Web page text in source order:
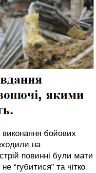
бойових
на
повинні були мати
“губитися” та чітко